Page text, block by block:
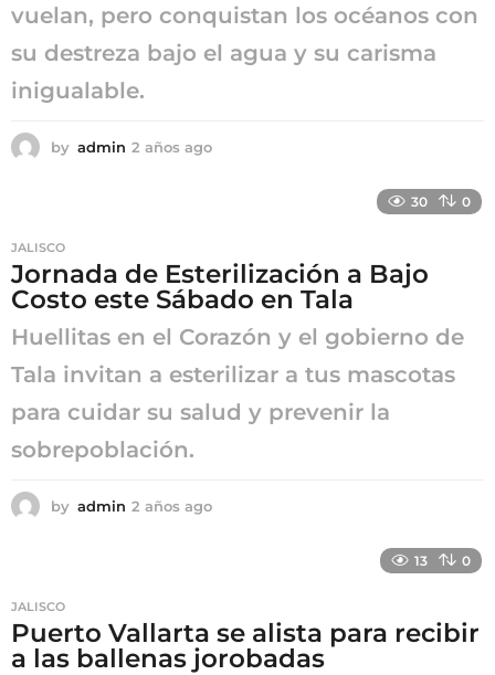
vuelan, pero conquistan los océanos con
su destreza bajo el agua y su carisma
inigualable.
by admin 2 años ago
g
o
30 0
JALISCO
Jornada de Esterilización a Bajo
Costo este Sábado en Tala
Huellitas en el Corazón y el gobierno de
Tala invitan a esterilizar a tus mascotas
para cuidar su salud y prevenir la
sobrepoblación.
by admin 2 años ago
g
o
13 0
JALISCO
Puerto Vallarta se alista para recibir
a las ballenas jorobadas